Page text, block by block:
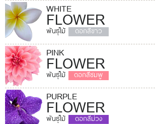
WHITE
FLOWER
พันธุ์ไม้ ดอกสีขาว
PINK
FLOWER
พันธุ์ไม้ ดอกสีชมพู
PURPLE
FLOWER
พันธุ์ไม้ ดอกสีม่วง